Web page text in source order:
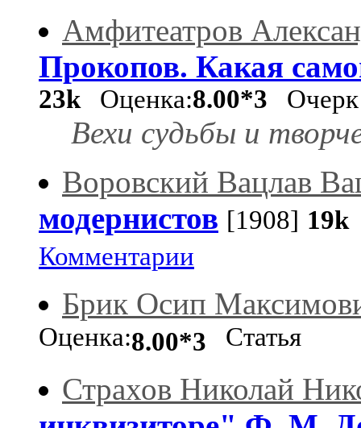
Амфитеатров
Прокопов. Какая
23kОценка:8.00*3 Очерк
Вехи судьбы и
Воровский Вацлав
модернистов [1908] 19k
Комментарии
Брик Осип
Оценка:8.00*3
Статья
Страхов Николай